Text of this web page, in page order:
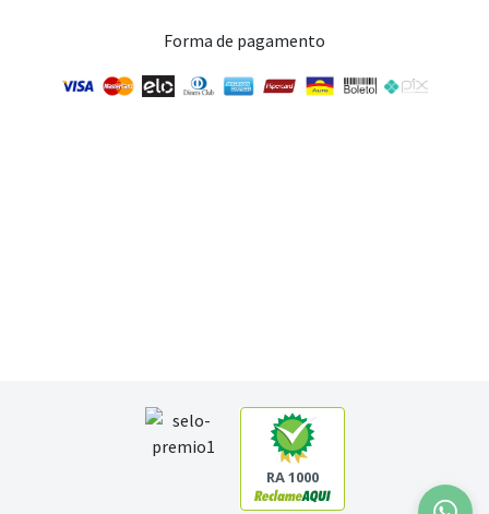
Forma de pagamento
RA 1000